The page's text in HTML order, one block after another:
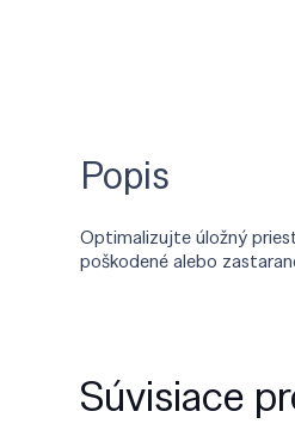
Popis
Optimalizujte úložný
poškodené alebo
Súvisiace